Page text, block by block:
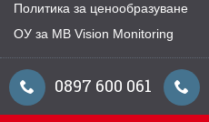
Политика за ценообразуване
ОУ за MB Vision Monitoring
0897 600 061